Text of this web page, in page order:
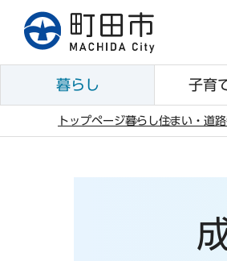
先
暮らし 子育
トップページ暮らし住まい・道路